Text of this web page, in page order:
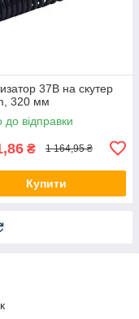
37B на скутер
320 мм
до відправки
₴ 1 164,95 ₴
Купити